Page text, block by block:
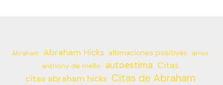
Abraham Abraham Hicks afirmaciones positivas
amor
anthony de mello
autoestima Citas
citas abraham hicks Citas de Abraham